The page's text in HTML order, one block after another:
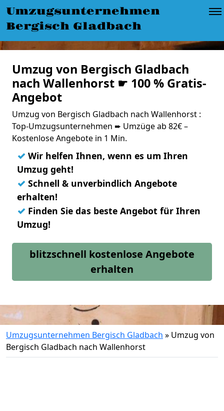
Umzugsunternehmen
Bergisch Gladbach
Umzug von Bergisch Gladbach
nach Wallenhorst ☛ 100 % Gratis-
Angebot
Umzug von Bergisch Gladbach nach Wallenhorst :
Top-Umzugsunternehmen ➨ Umzüge ab 82€ –
Kostenlose Angebote in 1 Min.
✓ Wir helfen Ihnen, wenn es um Ihren
Umzug geht!
✓ Schnell & unverbindlich Angebote
erhalten!
✓ Finden Sie das beste Angebot für Ihren
Umzug!
blitzschnell kostenlose Angebote
erhalten
Umzugsunternehmen Bergisch Gladbach » Umzug von
Bergisch Gladbach nach Wallenhorst